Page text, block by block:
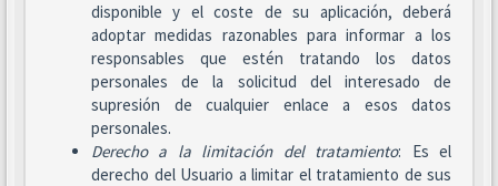
disponible y el coste de su aplicación, deberá
adoptar medidas razonables para informar a los
responsables que estén tratando los datos
personales de la solicitud del interesado de
supresión de cualquier enlace a esos datos
personales.
Derecho a la limitación del tratamiento: Es el
derecho del Usuario a limitar el tratamiento de sus